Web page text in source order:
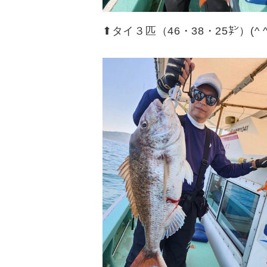
⬆︎タイ３匹（46・38・25㌢）(^